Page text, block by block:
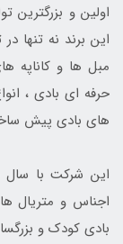
اولین و بزرگترین
این برند نه تنها
مبل ها و
حرفه ای بادی ،
های بادی پیش
این شرکت با سال
اجناس و متریال
بادی کودک و